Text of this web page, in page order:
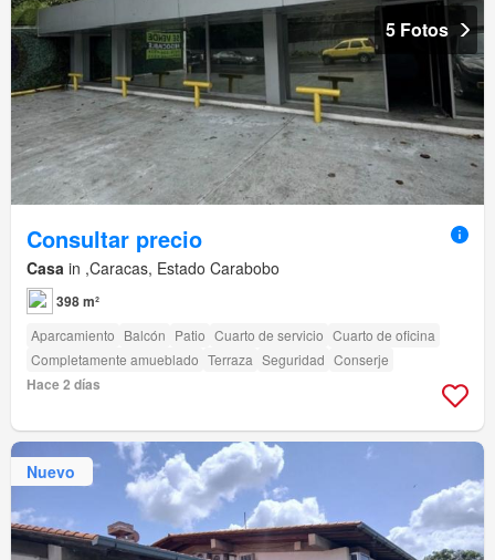
5 Fotos
Consultar precio
Casa in ,Caracas, Estado Carabobo
398 m²
Aparcamiento Balcón Patio Cuarto de servicio Cuarto de oficina
Completamente amueblado Terraza Seguridad Conserje
Hace 2 días
Nuevo